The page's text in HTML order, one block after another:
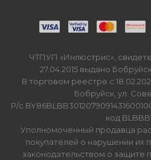
ЧТПУП «Инлюстрис»,
27.04.2015 выдано
В торговом реестре с
Бобруйск, ул.
Р/с
код
Уполномоченный продавца
покупателей о нарушении их
законодательством о защите